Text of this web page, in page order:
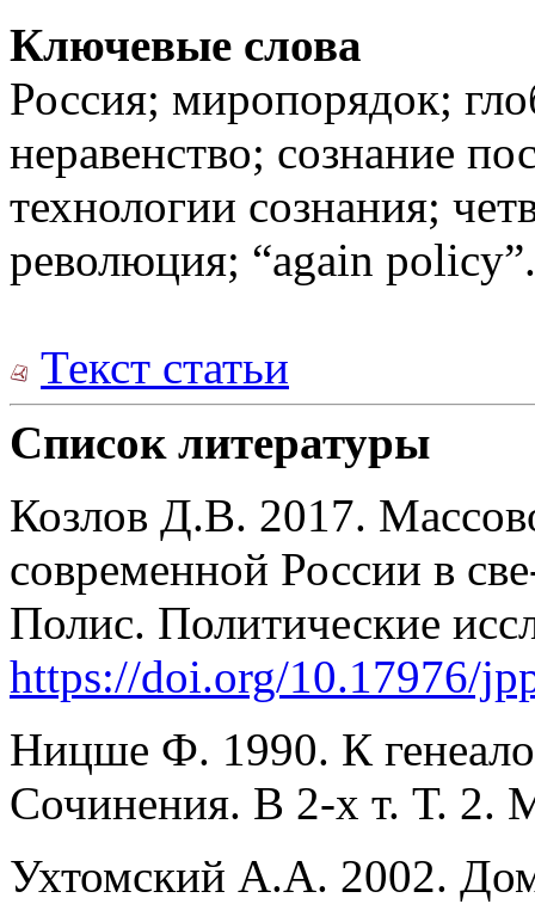
Ключевые слова
Россия; миропорядок;
неравенство; сознание
технологии сознания;
революция; “again policy”.
Текст статьи
Список литературы
Козлов Д.В. 2017.
современной России в
Полис. Политические
https://doi.org/10.17976/
Ницше Ф. 1990. К
Сочинения. В 2-х т. Т.
Ухтомский А.А. 2002.